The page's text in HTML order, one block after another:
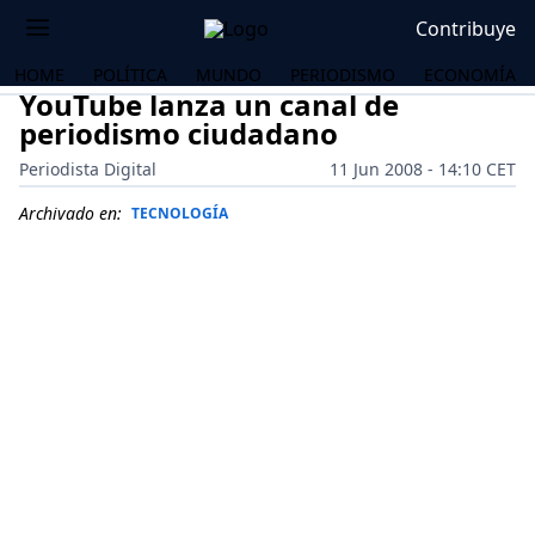
Contribuye
HOME POLÍTICA MUNDO PERIODISMO ECONOMÍA
YouTube lanza un canal de
periodismo ciudadano
Periodista Digital
11 Jun 2008 - 14:10 CET
Archivado en: TECNOLOGÍA